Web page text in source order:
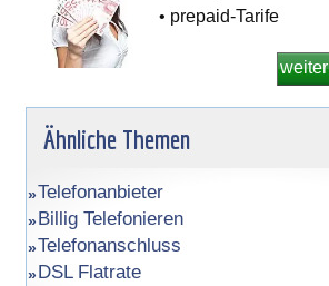
• prepaid-Tarife
weiter
Ähnliche Themen
Telefonanbieter
Billig Telefonieren
Telefonanschluss
DSL Flatrate